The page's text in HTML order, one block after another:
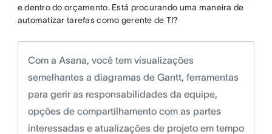
e dentro do orçamento. Está procurando uma maneira de
automatizar tarefas como gerente de TI?
Com a Asana, você tem visualizações
semelhantes a diagramas de Gantt, ferramentas
para gerir as responsabilidades da equipe,
opções de compartilhamento com as partes
interessadas e atualizações de projeto em tempo